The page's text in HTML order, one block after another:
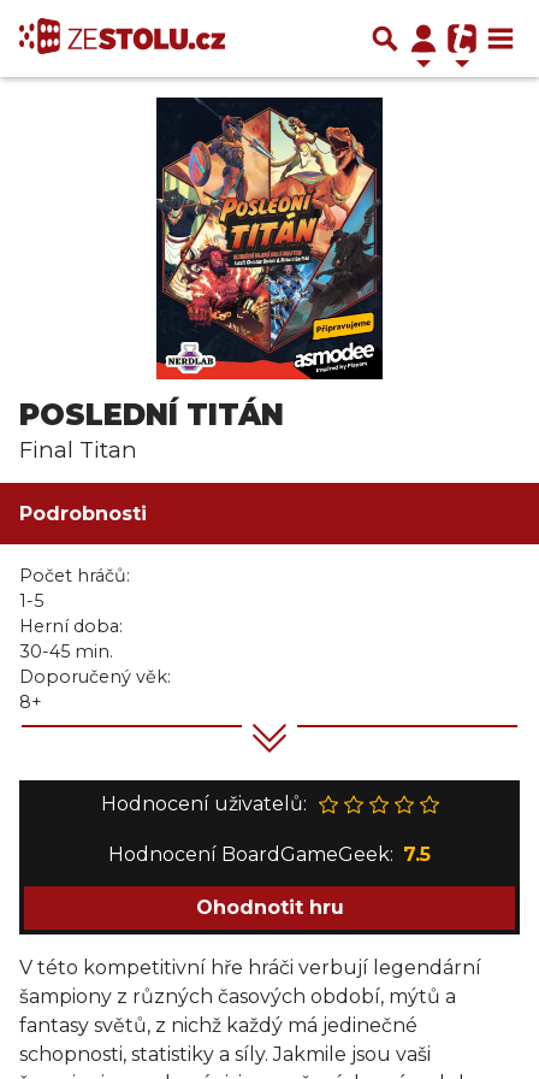
POSLEDNÍ TITÁN
Final Titan
Podrobnosti
Počet hráčů:
1-5
Herní doba:
30-45 min.
Doporučený věk:
8+
Hodnocení uživatelů:
Hodnocení BoardGameGeek: 7.5
Ohodnotit hru
V této kompetitivní hře hráči verbují legendární
šampiony z různých časových období, mýtů a
fantasy světů, z nichž každý má jedinečné
schopnosti, statistiky a síly. Jakmile jsou vaši